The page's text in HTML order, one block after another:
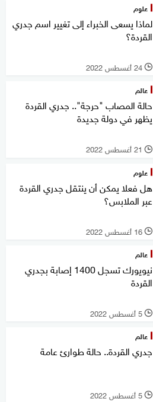
علوم
لماذا يسعى الخبراء إلى تغيير اسم جدري
القردة؟
l 24 أغسطس 2022
عالم
حالة المصاب "حرجة".. جدري القردة
يظهر في دولة جديدة
l 21 أغسطس 2022
علوم
هل فعلا يمكن أن ينتقل جدري القردة
عبر الملابس؟
l 16 أغسطس 2022
عالم
نيويورك تسجل 1400 إصابة بجدري
القردة
l 5 أغسطس 2022
عالم
جدري القردة.. حالة طوارئ عامة
l 5 أغسطس 2022